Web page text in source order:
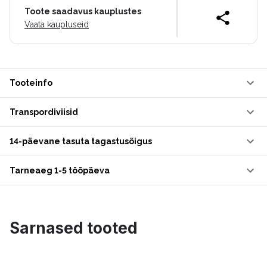
Toote saadavus kauplustes
Vaata kaupluseid
Tooteinfo
Transpordiviisid
14-päevane tasuta tagastusõigus
Tarneaeg 1-5 tööpäeva
Sarnased tooted